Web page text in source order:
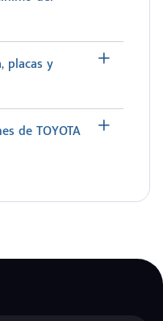
placas y
de TOYOTA